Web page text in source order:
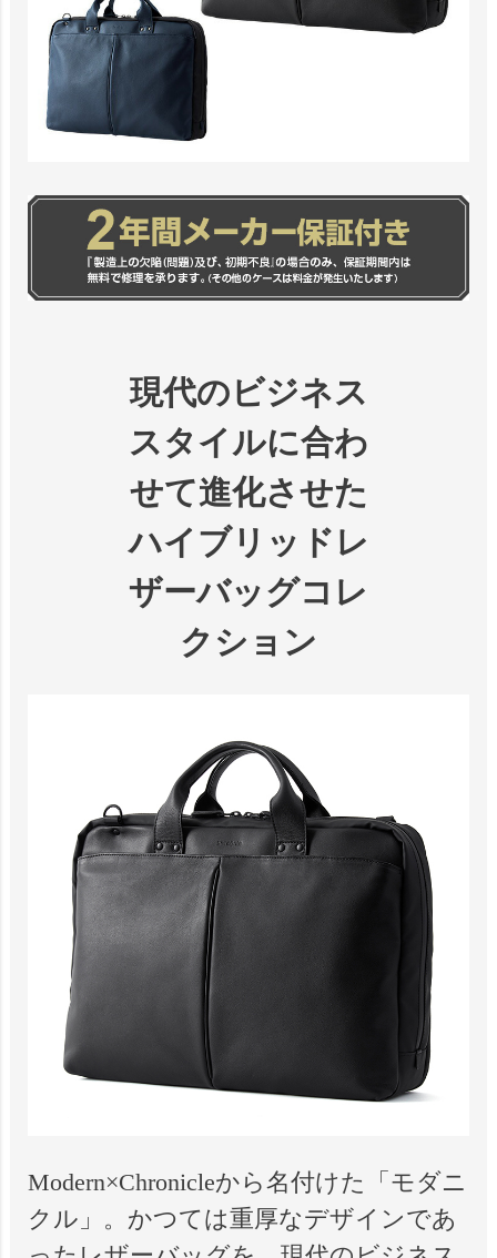
現代のビジネス
スタイルに合わ
せて進化させた
ハイブリッドレ
ザーバッグコレ
クション
Modern×Chronicleから名付けた「モダニ
クル」。かつては重厚なデザインであ